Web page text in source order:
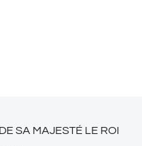
SA MAJESTÉ LE ROI